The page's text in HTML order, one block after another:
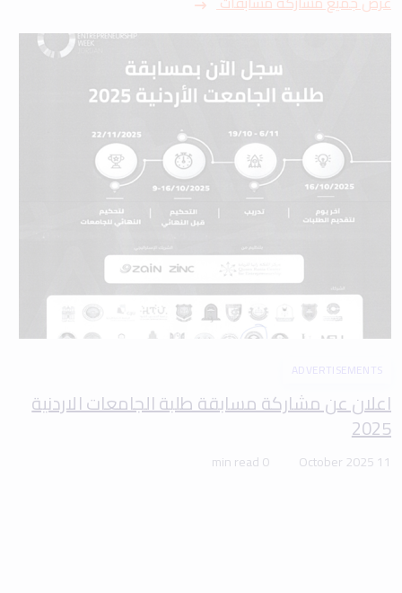
ADVERTISEMENTS
اعلان عن مشاركة مسابقة طلبة الجامعات الاردنية
2025
11 October 2025
0 min read